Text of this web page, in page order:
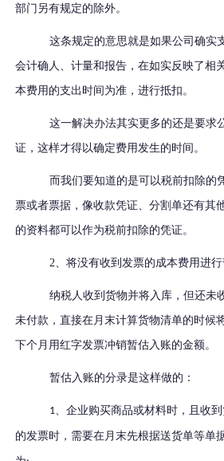
部门另有规定的除外。
这条规定的意思就是如果公司确实
会计确人、计量和报告，在如实反映了相
本费用的支出时间为准，进行抵扣。
这一解决办法其实更多的还是要求
证，这样才得以确定费用发生的时间。
而我们要知道的是可以税前扣除的
票或者票据，像收款凭证、分割单还有其
的资料都可以作为税前扣除的凭证。
2、将没有收到发票的成本费用进行
纳税人收到货物并将入库，但还未
未付款，直接在月末计算货物清单的时候
下个月用红字发票冲销暂估入账的金额。
暂估入账的分录是这样做的：
1、企业购买商品或材料时，且收
的发票时，需要在月末先根据送货单等单